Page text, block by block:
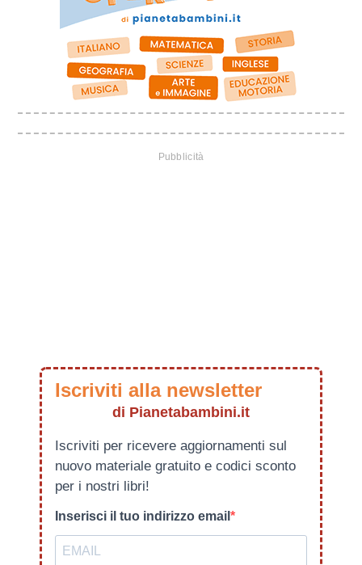
Iscriviti alla newsletter
di Pianetabambini.it
Iscriviti per ricevere aggiornamenti sul
nuovo materiale gratuito e codici sconto
per i nostri libri!
Inserisci il tuo indirizzo email